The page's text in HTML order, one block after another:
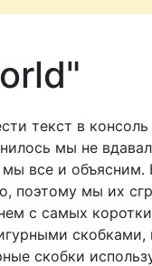
текст в
мы не
мы все и
поэтому мы их
с самых
скобками,
скобки